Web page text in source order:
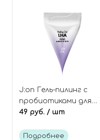
J:on Гель-пилинг с
пробиотиками для
очищения кожи
Clear&bright skin
49 руб. / шт
Подробнее